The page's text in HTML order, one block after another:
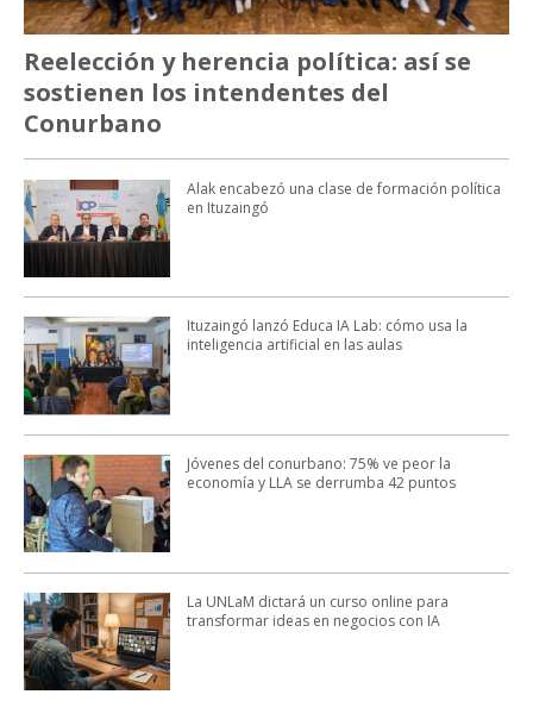
Reelección y herencia política: así se
sostienen los intendentes del
Conurbano
Alak encabezó una clase de formación política
en Ituzaingó
Ituzaingó lanzó Educa IA Lab: cómo usa la
inteligencia artificial en las aulas
Jóvenes del conurbano: 75% ve peor la
economía y LLA se derrumba 42 puntos
La UNLaM dictará un curso online para
transformar ideas en negocios con IA